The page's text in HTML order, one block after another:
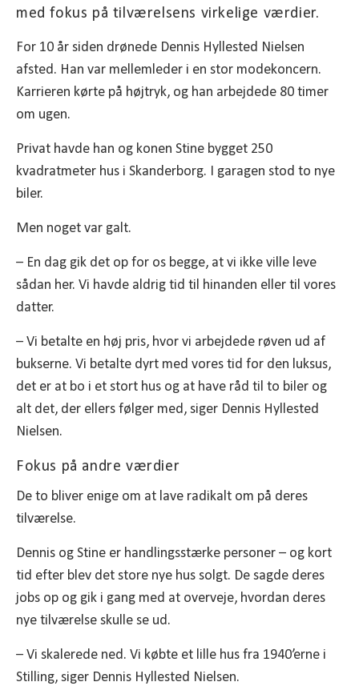
med fokus på tilværelsens virkelige værdier.
For 10 år siden drønede Dennis Hyllested Nielsen
afsted. Han var mellemleder i en stor modekoncern.
Karrieren kørte på højtryk, og han arbejdede 80 timer
om ugen.
Privat havde han og konen Stine bygget 250
kvadratmeter hus i Skanderborg. I garagen stod to nye
biler.
Men noget var galt.
– En dag gik det op for os begge, at vi ikke ville leve
sådan her. Vi havde aldrig tid til hinanden eller til vores
datter.
– Vi betalte en høj pris, hvor vi arbejdede røven ud af
bukserne. Vi betalte dyrt med vores tid for den luksus,
det er at bo i et stort hus og at have råd til to biler og
alt det, der ellers følger med, siger Dennis Hyllested
Nielsen.
Fokus på andre værdier
De to bliver enige om at lave radikalt om på deres
tilværelse.
Dennis og Stine er handlingsstærke personer – og kort
tid efter blev det store nye hus solgt. De sagde deres
jobs op og gik i gang med at overveje, hvordan deres
nye tilværelse skulle se ud.
– Vi skalerede ned. Vi købte et lille hus fra 1940’erne i
Stilling, siger Dennis Hyllested Nielsen.